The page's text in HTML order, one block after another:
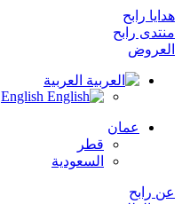
هدايا رابح
منتدى رابح
العروض
العربية
English
عمان
قطر
السعودية
عن رابح